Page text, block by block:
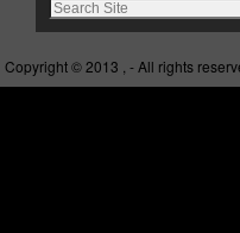
Copyright © 2013 , - All rights